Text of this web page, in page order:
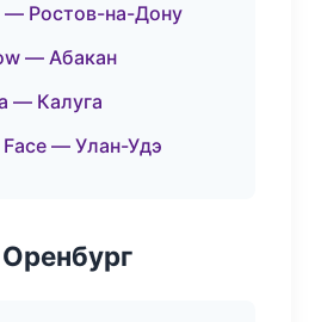
— Ростов-на-Дону
— Абакан
— Калуга
— Улан-Удэ